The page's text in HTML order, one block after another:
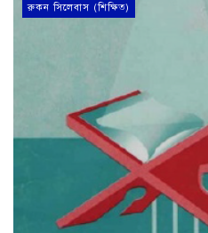
রুকন সিলেবাস (শিক্ষিত)